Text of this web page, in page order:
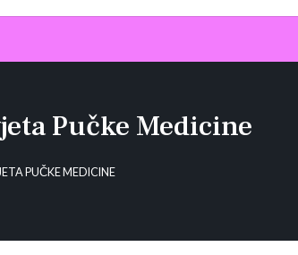
Pučke Medicine
PUČKE MEDICINE